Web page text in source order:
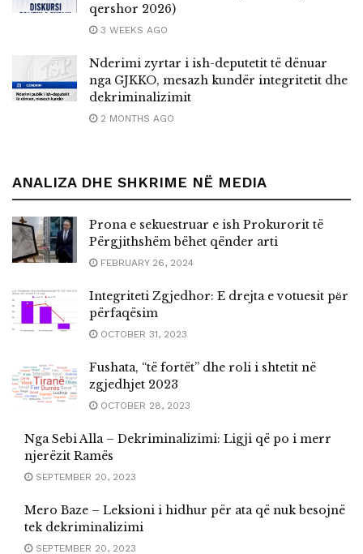
qershor 2026)
3 WEEKS AGO
Nderimi zyrtar i ish-deputetit të dënuar
nga GJKKO, mesazh kundër integritetit dhe
dekriminalizimit
2 MONTHS AGO
ANALIZA DHE SHKRIME NË MEDIA
Prona e sekuestruar e ish Prokurorit të
Përgjithshëm bëhet qënder arti
FEBRUARY 26, 2024
Integriteti Zgjedhor: E drejta e votuesit pёr
përfaqësim
OCTOBER 31, 2023
Fushata, “të fortët” dhe roli i shtetit në
zgjedhjet 2023
OCTOBER 28, 2023
Nga Sebi Alla – Dekriminalizimi: Ligji që po i merr
njerëzit Ramës
SEPTEMBER 20, 2023
Mero Baze – Leksioni i hidhur për ata që nuk besojnë
tek dekriminalizimi
SEPTEMBER 20, 2023